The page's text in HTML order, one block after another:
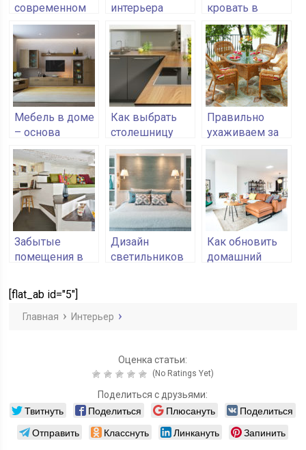
современном
ключе
интерьера
маленькой
кухни
кровать в
интерьере
спальни
Мебель в доме
– основа
комфорта
Как выбрать
столешницу
для кухонного
стола
Правильно
ухаживаем за
плетеной
мебелью
Забытые
помещения в
использовать
их с умом
Дизайн
светильников
Как обновить
домашний
[flat_ab id="5"]
Главная Интерьер
Оценка статьи:
(No Ratings Yet)
Поделиться с друзьями:
Твитнуть Поделиться Плюсануть
Поделиться
Отправить
Класснуть Линкануть Запинить